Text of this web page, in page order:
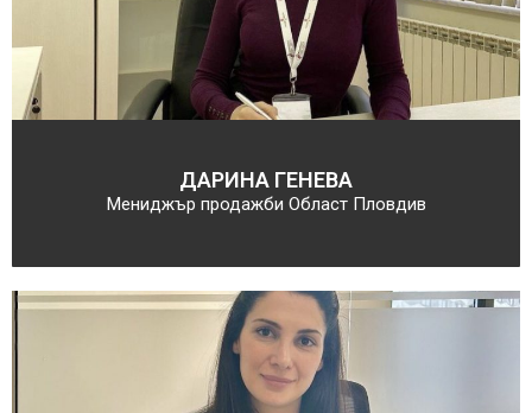
ДАРИНА ГЕНЕВА
Мениджър продажби Област Пловдив